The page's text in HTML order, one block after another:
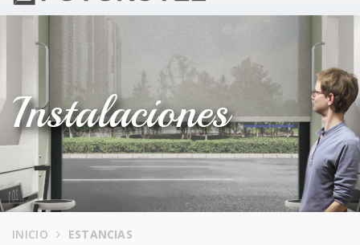
Instalaciones
INICIO ESTANCIAS